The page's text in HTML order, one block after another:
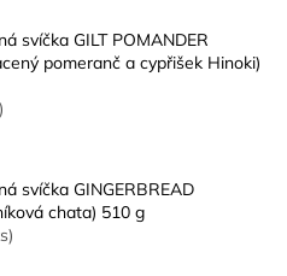
svíčka GILT POMANDER
pomeranč a cypřišek Hinoki)
svíčka GINGERBREAD
chata) 510 g